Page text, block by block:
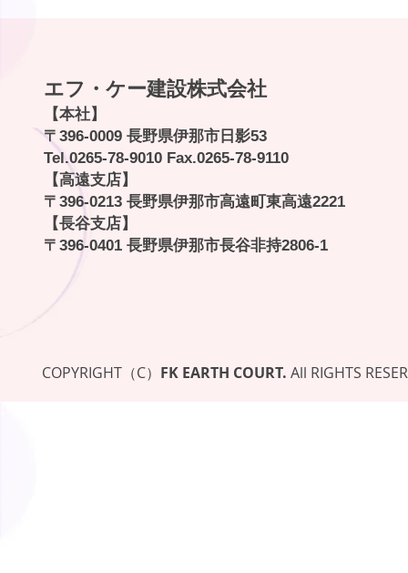
エフ・ケー建設株式会社
【本社】
〒396-0009 長野県伊那市日影53
Tel.0265-78-9010 Fax.0265-78-9110
【高遠支店】
〒396-0213 長野県伊那市高遠町東高遠2221
【長谷支店】
〒396-0401 長野県伊那市長谷非持2806-1
COPYRIGHT（C） FK EARTH COURT. All RIGHTS